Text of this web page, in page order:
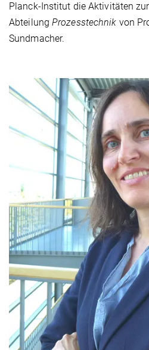
Planck-Institut die Aktivitäten
Abteilung Prozesstechnik von
Sundmacher.